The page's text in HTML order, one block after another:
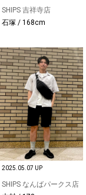
SHIPS 吉祥寺店
石塚 / 168cm
2025.05.07 UP
SHIPS なんばパークス店